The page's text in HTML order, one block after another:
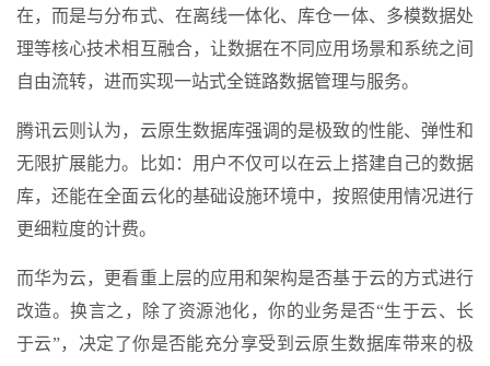
在，而是与分布式、在离线一体化、库仓一体、多模数据处
理等核心技术相互融合，让数据在不同应用场景和系统之间
自由流转，进而实现一站式全链路数据管理与服务。
腾讯云则认为，云原生数据库强调的是极致的性能、弹性和
无限扩展能力。比如：用户不仅可以在云上搭建自己的数据
库，还能在全面云化的基础设施环境中，按照使用情况进行
更细粒度的计费。
而华为云，更看重上层的应用和架构是否基于云的方式进行
改造。换言之，除了资源池化，你的业务是否“生于云、长
于云”，决定了你是否能充分享受到云原生数据库带来的极